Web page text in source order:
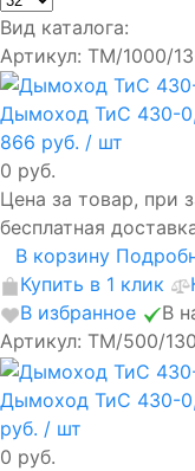
Вид каталога:
Артикул: ТМ/1000/
Дымоход ТиС 430-
866 руб. / шт
0 руб.
Цена за товар, при
бесплатная
В корзину
Купить в 1 клик
В избранное
В
Артикул: ТМ/500/130
Дымоход ТиС 430-
руб. / шт
0 руб.